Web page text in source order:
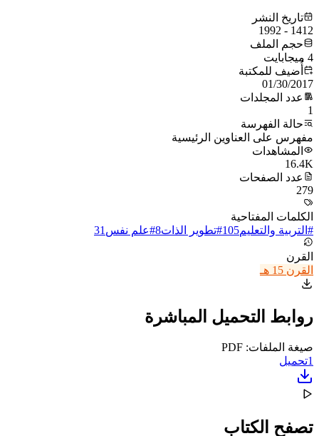
تاريخ النشر
1412 - 1992
حجم الملف
4 ميجابايت
أُضيف للمكتبة
01/30/2017
عدد المجلدات
1
حالة الفهرسة
مفهرس على العناوين الرئيسية
المشاهدات
16.4K
عدد الصفحات
279
الكلمات المفتاحية
# التربية والتعليم105
#تطوير الذات8
#علم نفس 31
القرن
القرن 15 هـ
روابط التحميل المباشرة
صيغة الملفات: PDF
1تحميل
تصفح الكتاب